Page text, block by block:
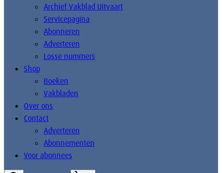
Archief Vakblad Uitvaart
Servicepagina
Abonneren
Adverteren
Losse nummers
Shop
Boeken
Vakbladen
Over ons
Contact
Adverteren
Abonnementen
Voor abonnees